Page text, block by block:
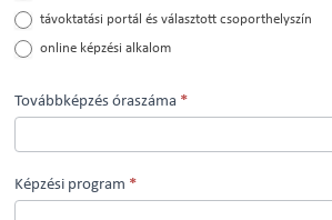
távoktatási portál és választott csoporthelyszín
online képzési alkalom
Továbbképzés óraszáma *
Képzési program *